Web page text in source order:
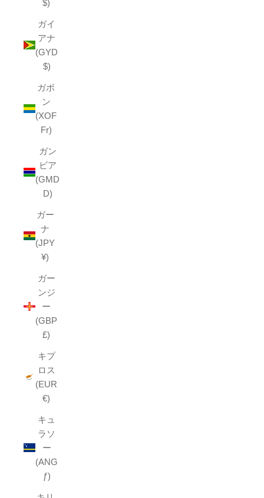
$)
ガイ
アナ
(GYD
$)
ガボ
ン
(XOF
Fr)
ガン
ビア
(GMD
D)
ガー
ナ
(JPY
¥)
ガー
ンジ
ー
(GBP
£)
キプ
ロス
(EUR
€)
キュ
ラソ
ー
(ANG
ƒ)